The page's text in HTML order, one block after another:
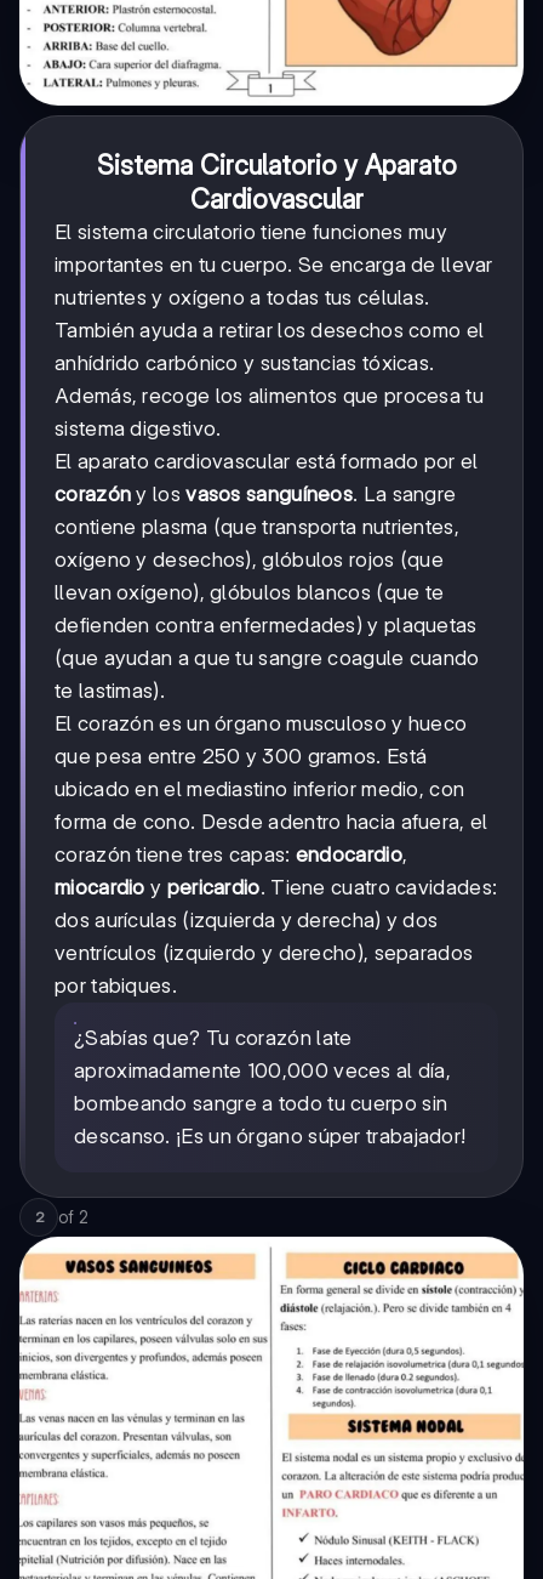
Sistema Circulatorio y Aparato
Cardiovascular
El sistema circulatorio tiene funciones muy
importantes en tu cuerpo. Se encarga de llevar
nutrientes y oxígeno a todas tus células.
También ayuda a retirar los desechos como el
anhídrido carbónico y sustancias tóxicas.
Además, recoge los alimentos que procesa tu
sistema digestivo.
El aparato cardiovascular está formado por el
corazón y losvasos sanguíneos. La sangre
contiene plasma (que transporta nutrientes,
oxígeno y desechos), glóbulos rojos (que
llevan oxígeno), glóbulos blancos (que te
defienden contra enfermedades) y plaquetas
(que ayudan a que tu sangre coagule cuando
te lastimas).
El corazón es un órgano musculoso y hueco
que pesa entre 250 y 300 gramos. Está
ubicado en el mediastino inferior medio, con
forma de cono. Desde adentro hacia afuera, el
corazón tiene tres capas: endocardio,
miocardio y pericardio. Tiene cuatro cavidades:
dos aurículas (izquierda y derecha) y dos
ventrículos (izquierdo y derecho), separados
por tabiques.
¿Sabías que? Tu corazón late
aproximadamente 100,000 veces al día,
bombeando sangre a todo tu cuerpo sin
descanso. ¡Es un órgano súper trabajador!
2 of 2